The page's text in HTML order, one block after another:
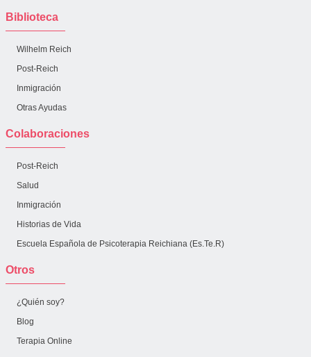
Biblioteca
Wilhelm Reich
Post-Reich
Inmigración
Otras Ayudas
Colaboraciones
Post-Reich
Salud
Inmigración
Historias de Vida
Escuela Española de Psicoterapia Reichiana (Es.Te.R)
Otros
¿Quién soy?
Blog
Terapia Online